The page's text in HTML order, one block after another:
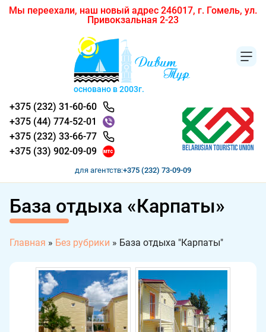
Мы переехали, наш новый адрес 246017, г. Гомель, ул.
Привокзальная 2-23
основано в 2003г.
+375 (232) 31-60-60
+375 (44) 774-52-01
+375 (232) 33-66-77
+375 (33) 902-09-09
для агентств:+375 (232) 73-09-09
База отдыха «Карпаты»
Главная » Без рубрики » База отдыха "Карпаты"